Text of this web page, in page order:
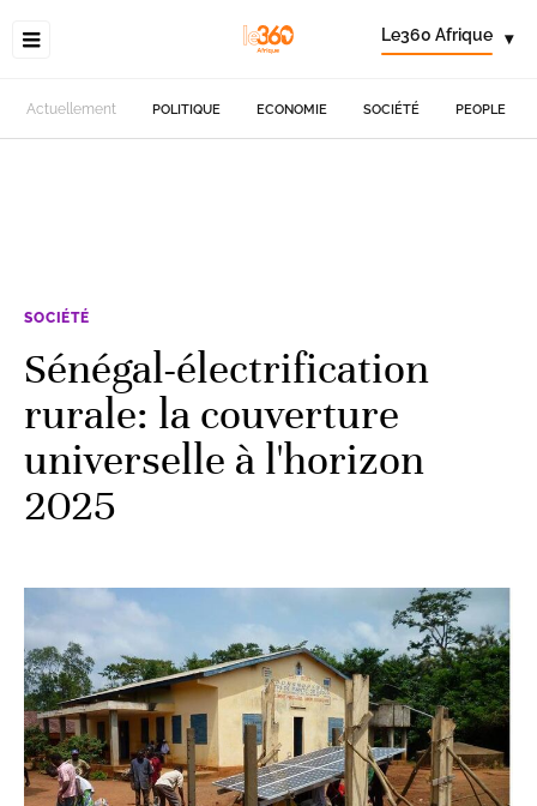
Le360 Afrique ▾
Actuellement POLITIQUE ECONOMIE SOCIÉTÉ PEOPLE
SOCIÉTÉ
Sénégal-électrification
rurale: la couverture
universelle à l'horizon
2025